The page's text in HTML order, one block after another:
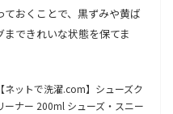
おくことで、黒ずみや黄ば
できれいな状態を保てま
【ネットで洗濯.com】シューズク
ーナー 200ml シューズ・スニー